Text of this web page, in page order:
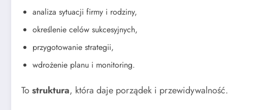
analiza sytuacji firmy i rodziny,
określenie celów sukcesyjnych,
przygotowanie strategii,
wdrożenie planu i monitoring.
Tostruktura, która daje porządek i przewidywalność.